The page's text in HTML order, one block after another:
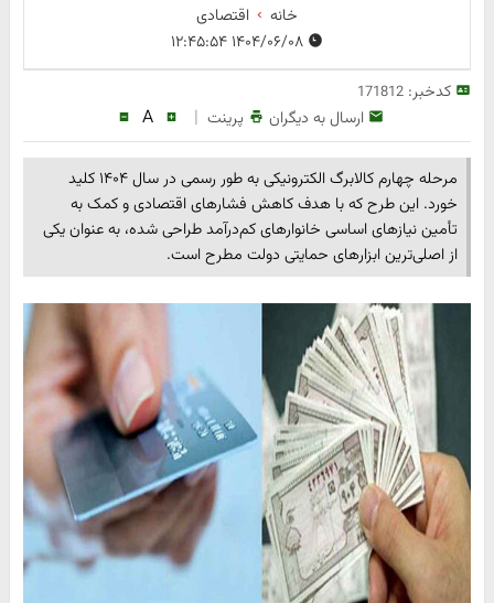
خانه
اقتصادی
۱۴۰۴/۰۶/۰۸ ۱۲:۴۵:۵۴
کدخبر:171812
ارسال به دیگران پرینت |
A
مرحله چهارم کالابرگ الکترونیکی به طور رسمی در سال ۱۴۰۴ کلید
خورد. این طرح که با هدف کاهش فشارهای اقتصادی و کمک به
تأمین نیازهای اساسی خانوارهای کم‌درآمد طراحی شده، به عنوان یکی
از اصلی‌ترین ابزارهای حمایتی دولت مطرح است.